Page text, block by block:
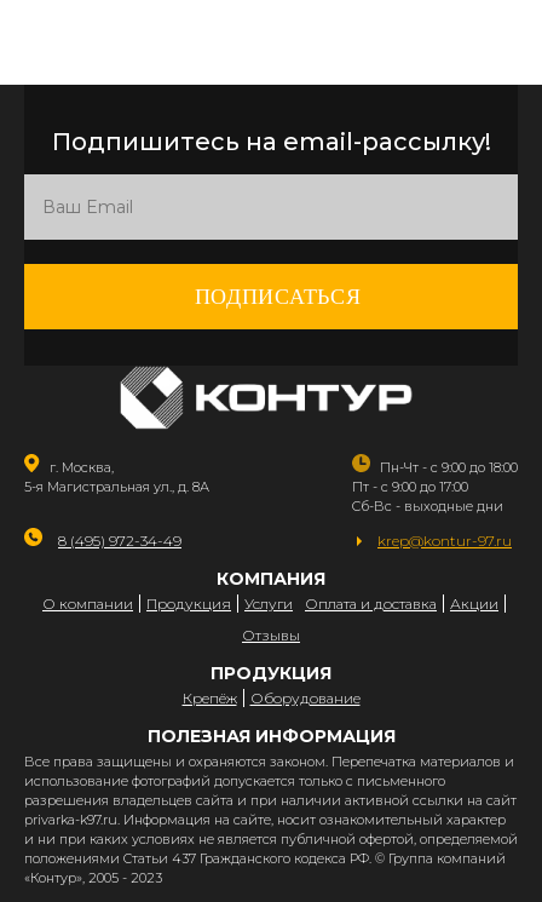
Подпишитесь на email-рассылку!
ПОДПИСАТЬСЯ
г. Москва,
5-я Магистральная ул., д. 8А
Пн-Чт - с 9:00 до 18:00
Пт - с 9:00 до 17:00
Сб-Вс - выходные дни
8 (495) 972-34-49 krep@kontur-97.ru
КОМПАНИЯ
О компании Продукция Услуги Оплата и доставка
Акции
Отзывы
ПРОДУКЦИЯ
Крепёж Оборудование
ПОЛЕЗНАЯ ИНФОРМАЦИЯ
Все права защищены и охраняются законом. Перепечатка материалов и
использование фотографий допускается только с письменного
разрешения владельцев сайта и при наличии активной ссылки на сайт
privarka-k97.ru. Информация на сайте, носит ознакомительный характер
и ни при каких условиях не является публичной офертой, определяемой
положениями Статьи 437 Гражданского кодекса РФ. © Группа компаний
«Контур», 2005 - 2023